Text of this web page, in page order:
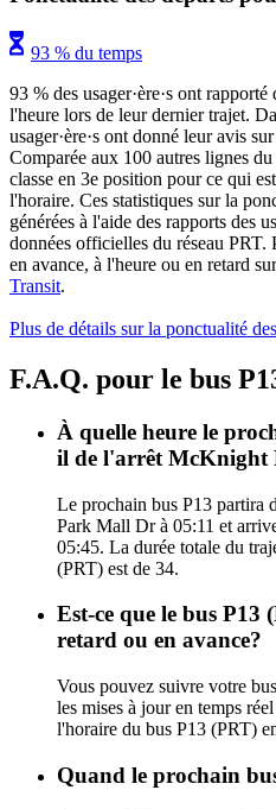
93 % du temps
93 % des usager·ère·s ont
l'heure lors de leur dernier trajet.
usager·ère·s ont donné leur avis
Comparée aux 100 autres lignes
classe en 3e position pour ce qui
l'horaire. Ces statistiques sur la
générées à l'aide des rapports des
données officielles du réseau PRT.
en avance, à l'heure ou en retard
Transit.
Plus de détails sur la ponctualité
F.A.Q. pour le bus
À quelle heure le
il de l'arrêt McKnight
Le prochain bus P13 partira
Park Mall Dr à 05:11 et
05:45. La durée totale du
(PRT) est de 34.
Est-ce que le bus P13
retard ou en avance?
Vous pouvez suivre votre
les mises à jour en temps
l'horaire du bus P13 (PRT)
Quand le prochain